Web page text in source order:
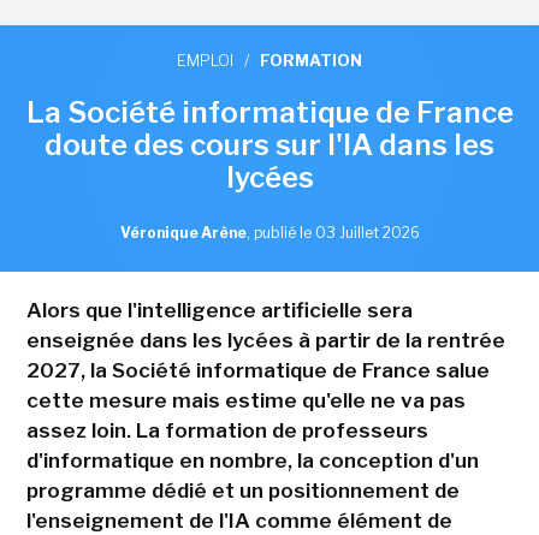
EMPLOI / FORMATION
La Société informatique de France
doute des cours sur l'IA dans les
lycées
Véronique Arène, publié le 03 Juillet 2026
Alors que l'intelligence artificielle sera
enseignée dans les lycées à partir de la rentrée
2027, la Société informatique de France salue
cette mesure mais estime qu'elle ne va pas
assez loin. La formation de professeurs
d'informatique en nombre, la conception d'un
programme dédié et un positionnement de
l'enseignement de l'IA comme élément de